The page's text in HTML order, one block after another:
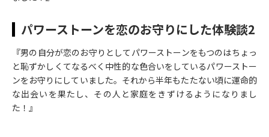
パワーストーンを恋のお守りにした体験談2
『男の自分が恋のお守りとしてパワーストーンをもつのはちょっ
と恥ずかしくてなるべく中性的な色合いをしているパワーストー
ンをお守りにしていました。それから半年もたたない頃に運命的
な出会いを果たし、その人と家庭をきずけるようになりまし
た！』